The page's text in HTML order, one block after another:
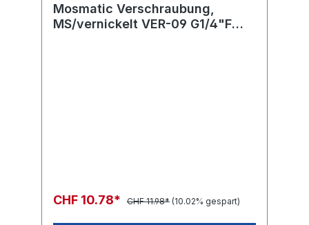
Mosmatic Verschraubung,
MS/vernickelt VER-09 G1/4"F
CHF 10.78* CHF 11.98* (10.02% gespart)